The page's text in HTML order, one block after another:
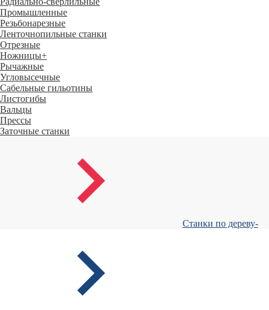
Промышленные
Резьбонарезные
Ленточнопильные станки
Отрезные
Ножницы+
Рычажные
Угловысечные
Сабельные гильотины
Листогибы
Вальцы
Прессы
Заточные станки
Станки по дереву-